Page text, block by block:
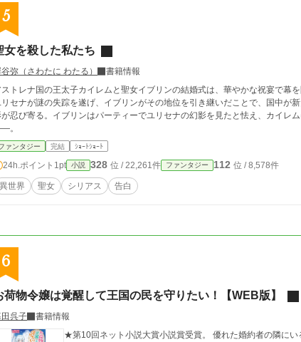
5
女を殺した私たち
弥（さわたに わたる）
書籍情報
トレナ国の王太子カイレムと聖女イブリンの結婚式は、華やかな祝宴で幕
セナが謎の失踪を遂げ、イブリンがその地位を引き継いだことで、国中が
忍び寄る。イブリンはパーティーでユリセナの幻影を見たと怯え、カイレ
。
ァンタジー 完結 ｼｮｰﾄｼｮｰﾄ
24h.ポイント 1pt 小説 328 位 / 22,261件 ファンタジー 112 位 / 8,578件
異世界 聖女 シリアス 告白
6
荷物令嬢は覚醒して王国の民を守りたい！【WEB版】
呉子
書籍情報
★第10回ネット小説大賞小説賞受賞。 優れた婚約者の隣にいるのは平凡な自分──。 ヘルミーナは社交界で、一族